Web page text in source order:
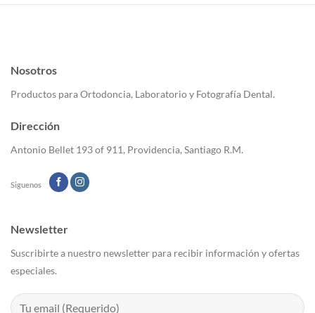
Nosotros
Productos para Ortodoncia, Laboratorio y Fotografía Dental.
Dirección
Antonio Bellet 193 of 911, Providencia, Santiago R.M.
Siguenos
Newsletter
Suscribirte a nuestro newsletter para recibir información y ofertas
especiales.